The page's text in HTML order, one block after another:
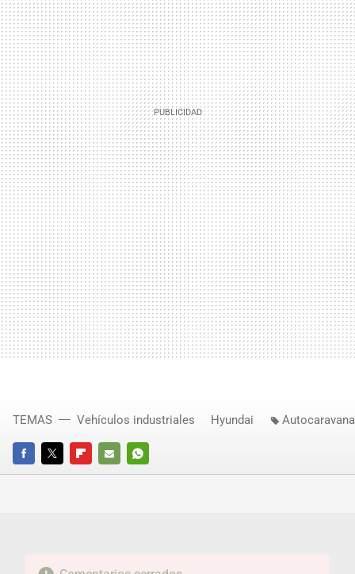
FACEBOOKTWITTERFLIPBOARD
E-
WHATSAPP
TEMAS Vehículos industriales Hyundai